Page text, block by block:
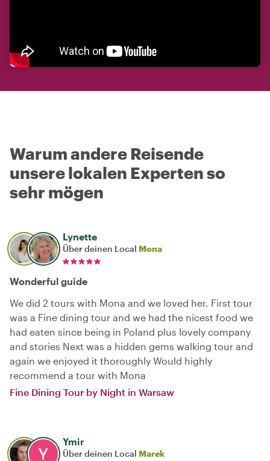
Warum andere Reisende
unsere lokalen Experten so
sehr mögen
Lynette
Über deinen Local Mona
Wonderful guide
We did 2 tours with Mona and we loved her. First tour
was a Fine dining tour and we had the nicest food we
had eaten since being in Poland plus lovely company
and stories Next was a hidden gems walking tour and
again we enjoyed it thoroughly Would highly
recommend a tour with Mona
Fine Dining Tour by Night in Warsaw
Ymir
Über deinen Local Marek